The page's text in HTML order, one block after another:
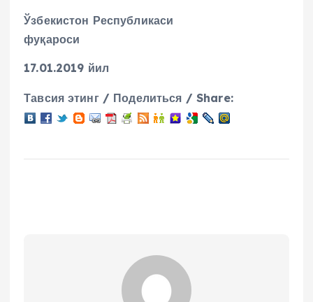
Ўзбекистон Республикаси
фуқароси
17.01.2019 йил
Тавсия этинг / Поделиться / Share: